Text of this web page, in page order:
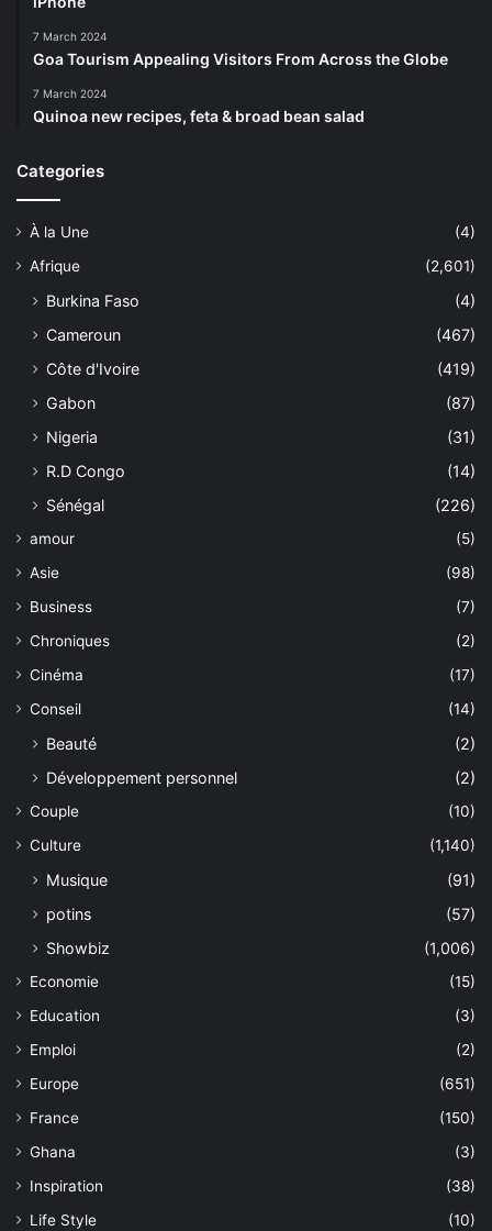
7 March 2024
Goa Tourism Appealing Visitors From Across the Globe
7 March 2024
Quinoa new recipes, feta & broad bean salad
Categories
À la Une
(4)
Afrique
(2,601)
Burkina Faso
(4)
Cameroun
(467)
Côte d'Ivoire
(419)
Gabon
(87)
Nigeria
(31)
R.D Congo
(14)
Sénégal
(226)
amour
(5)
Asie
(98)
Business
(7)
Chroniques
(2)
Cinéma
(17)
Conseil
(14)
Beauté
(2)
Développement personnel
(2)
Couple
(10)
Culture
(1,140)
Musique
(91)
potins
(57)
Showbiz
(1,006)
Economie
(15)
Education
(3)
Emploi
(2)
Europe
(651)
France
(150)
Ghana
(3)
Inspiration
(38)
Life Style
(10)